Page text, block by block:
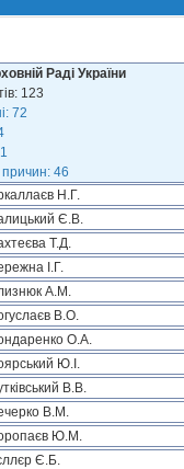
Раді України
123
72
причин: 46
Н.Г.
Є.В.
Т.Д.
І.Г.
А.М.
В.О.
О.А.
Ю.І.
В.В.
В.М.
Ю.М.
Є.Б.